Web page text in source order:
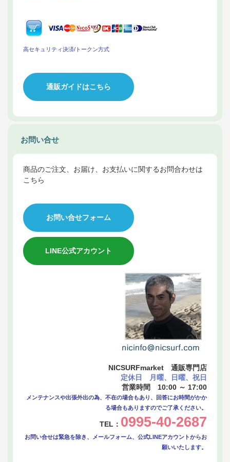
高セキュリティ決済/トークン方式
通販ガイドはこちら
お問い合せ
商品のご注文、お届け、お支払いに関するお問合わせは
こちら
お問い合せフォーム
LINE公式アカウント
NICSURFmarket 通販専門店
定休日 月曜、日曜、祝日
営業時間 10:00 ～ 17:00
メンテナンスや出張外出の為、不在の場合もあり、回答にお時間がかか
る場合もありますのでご了承ください。
TEL： 0995-40-2687
お問い合せは緊急を除き、メールフォーム、公式LINEアカウントからお
願いいたします。